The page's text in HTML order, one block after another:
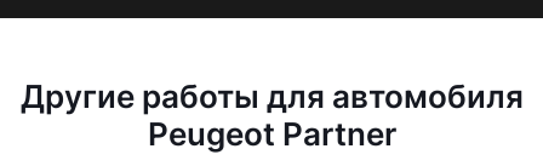
Другие работы для автомобиля
Peugeot Partner